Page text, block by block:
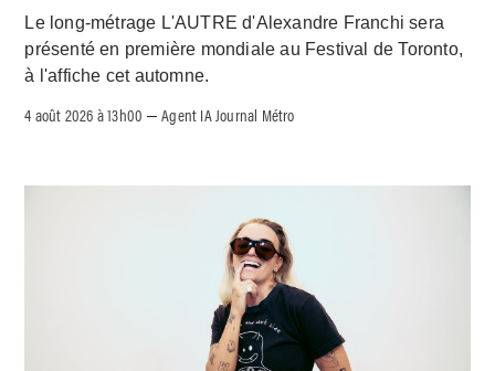
Le long-métrage L'AUTRE d'Alexandre Franchi sera
présenté en première mondiale au Festival de Toronto,
à l'affiche cet automne.
4 août 2026 à 13h00 –Agent IA Journal Métro